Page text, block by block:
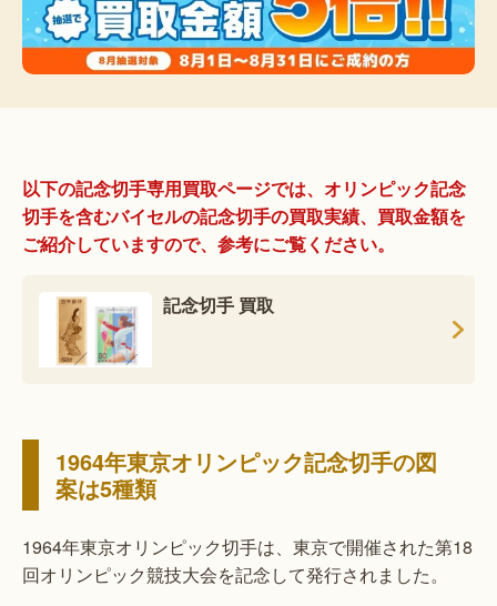
以下の記念切手専用買取ページでは、オリンピック記念
切手を含むバイセルの記念切手の買取実績、買取金額を
ご紹介していますので、参考にご覧ください。
記念切手 買取
1964年東京オリンピック記念切手の図
案は5種類
1964年東京オリンピック切手は、東京で開催された第18
回オリンピック競技大会を記念して発行されました。